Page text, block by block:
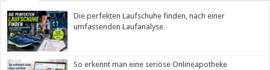
Die perfekten Laufschuhe finden, nach einer
umfassenden Laufanalyse
So erkennt man eine seriöse Onlineapotheke